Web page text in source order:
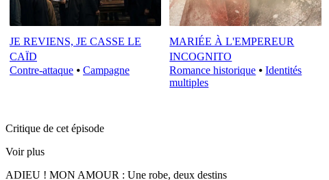
JE REVIENS, JE CASSE LE
CAÏD
Contre-attaque ⦁ Campagne
MARIÉE À L'EMPEREUR
INCOGNITO
Romance historique ⦁Identités
multiples
Critique de cet épisode
Voir plus
ADIEU ! MON AMOUR : Une robe, deux destins